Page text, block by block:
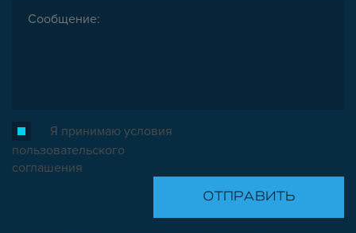
Я принимаю условия
пользовательского
соглашения